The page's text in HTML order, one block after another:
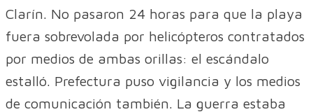
Clarín. No pasaron 24 horas para que la playa
fuera sobrevolada por helicópteros contratados
por medios de ambas orillas: el escándalo
estalló. Prefectura puso vigilancia y los medios
de comunicación también. La guerra estaba